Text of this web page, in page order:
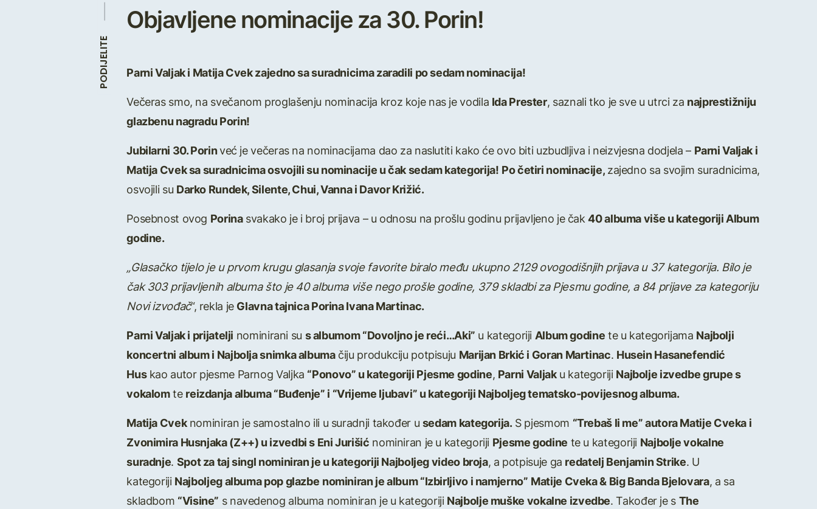
PODIJELITE
Objavljene nominacije za 30. Porin!
Parni Valjak i Matija Cvek zajedno sa suradnicima zaradili po sedam nominacija!
Večeras smo, na svečanom proglašenju nominacija kroz koje nas je vodila Ida Prester, saznali tko je sve u utrci za najprestižniju
glazbenu nagradu Porin!
Jubilarni 30. Porinveć je večeras na nominacijama dao za naslutiti kako će ovo biti uzbudljiva i neizvjesna dodjela – Parni Valjak i
Matija Cvek sa suradnicima osvojili su nominacije u čak sedam kategorija! Po četiri nominacije,zajedno sa svojim suradnicima,
osvojili su Darko Rundek, Silente, Chui, Vanna i Davor Križić.
Posebnost ovog Porinasvakako je i broj prijava – u odnosu na prošlu godinu prijavljeno je čak40 albuma više u kategoriji Album
godine.
„Glasačko tijelo je u prvom krugu glasanja svoje favorite biralo među ukupno 2129 ovogodišnjih prijava u 37 kategorija. Bilo je
čak 303 prijavljenih albuma što je 40 albuma više nego prošle godine, 379 skladbi za Pjesmu godine, a 84 prijave za kategoriju
Novi izvođač“, rekla jeGlavna tajnica Porina Ivana Martinac.
Parni Valjak i prijatelji nominirani su s albumom “Dovoljno je reći…Aki” u kategorijiAlbum godinete u kategorijama Najbolji
koncertni album i Najbolja snimka albumačiju produkciju potpisuju Marijan Brkić i Goran Martinac. Husein Hasanefendić
Huskao autor pjesme Parnog Valjka “Ponovo” u kategoriji Pjesme godine, Parni Valjaku kategorijiNajbolje izvedbe grupe s
vokalomtereizdanja albuma “Buđenje” i “Vrijeme ljubavi” u kategoriji Najboljeg tematsko-povijesnog albuma.
Matija Cveknominiran je samostalno ili u suradnji također usedam kategorija.S pjesmom “Trebaš li me” autora Matije Cveka i
Zvonimira Husnjaka (Z++) u izvedbi s Eni Jurišić nominiran je u kategoriji Pjesme godine te u kategoriji Najbolje vokalne
suradnje. Spot za taj singl nominiran je u kategoriji Najboljeg video broja, a potpisuje ga redatelj Benjamin Strike. U
kategorijiNajboljeg albuma pop glazbe nominiran je album “Izbirljivo i namjerno” Matije Cveka & Big Banda Bjelovara, a sa
skladbom “Visine” s navedenog albuma nominiran je u kategorijiNajbolje muške vokalne izvedbe. Također je sThe